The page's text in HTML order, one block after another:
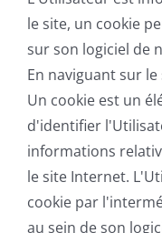
le site, un cookie
sur son logiciel de
En naviguant sur
Un cookie est un
d'identifier
informations
le site Internet.
cookie par
au sein de son